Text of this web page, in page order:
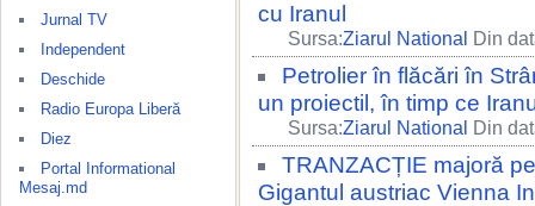
Jurnal TV
Independent
Deschide
Radio Europa Liberă
Diez
Portal Informational
Mesaj.md
cu Iranul
Sursa:Ziarul National Din
Petrolier în flăcări în
un proiectil, în timp ce
Sursa:Ziarul National Din
TRANZACȚIE majoră
Gigantul austriac Vienna